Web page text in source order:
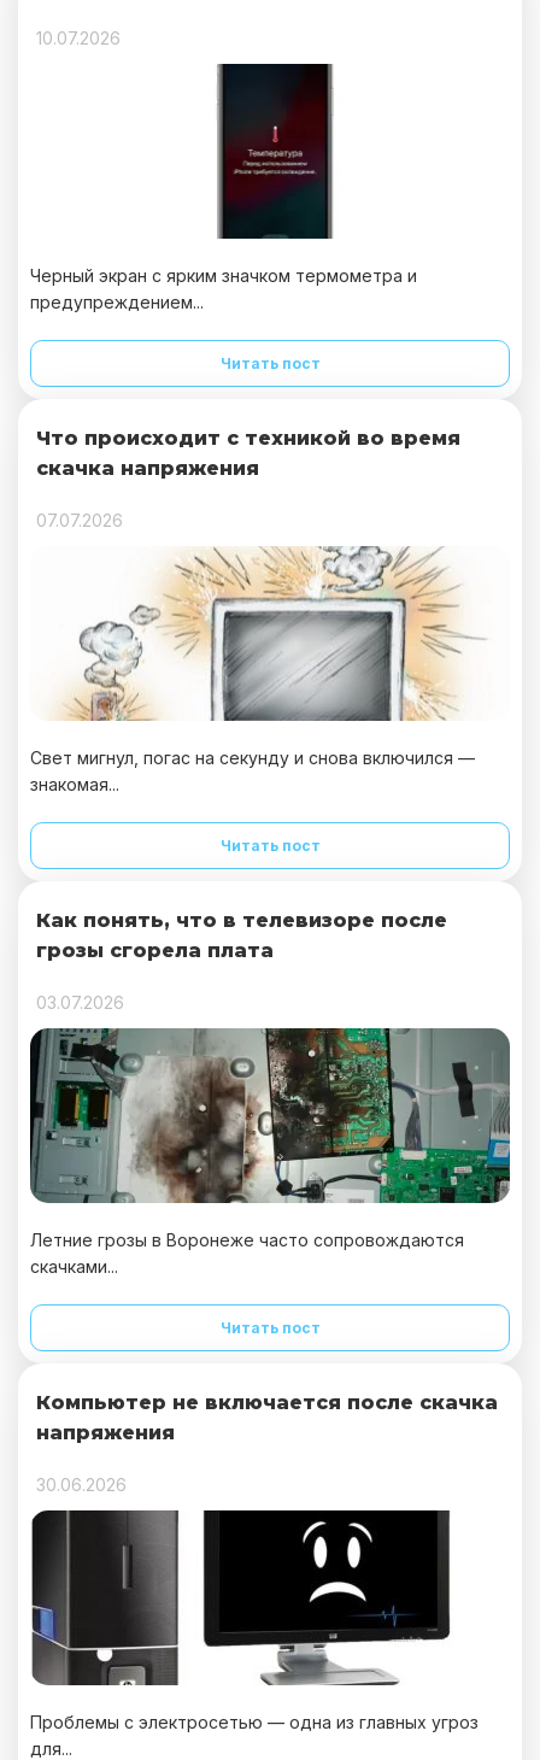
10.07.2026
Черный экран с ярким значком термометра и
предупреждением...
Читать пост
Что происходит с техникой во время
скачка напряжения
07.07.2026
Свет мигнул, погас на секунду и снова включился —
знакомая...
Читать пост
Как понять, что в телевизоре после
грозы сгорела плата
03.07.2026
Летние грозы в Воронеже часто сопровождаются
скачками...
Читать пост
Компьютер не включается после скачка
напряжения
30.06.2026
Проблемы с электросетью — одна из главных угроз
для...